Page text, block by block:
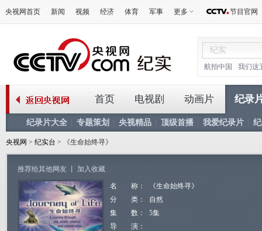
央视网首页 新闻 视频 经济 体育 军事 更多 节目官网
航拍中国 我们这
首页 电视剧 动画片 纪录
纪录片大全 专题策划 央视精品 顶级首播 我爱纪录片
央视网 > 纪实台 > 《生命始终寻》
推荐给其他网友 加入收藏
名 称：
《生命始终寻》
分 类：
自然
集 数：
5集
导 演：